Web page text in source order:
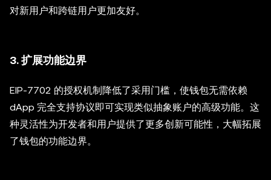
对新用户和跨链用户更加友好。
3.扩展功能边界
EIP-7702 的授权机制降低了采用门槛，使钱包无需依赖
dApp 完全支持协议即可实现类似抽象账户的高级功能。这
种灵活性为开发者和用户提供了更多创新可能性，大幅拓展
了钱包的功能边界。